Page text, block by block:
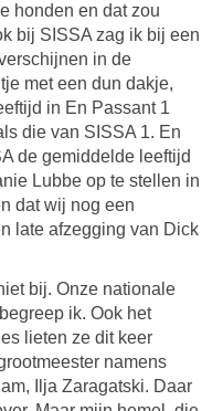
honden en dat zou
bij SISSA zag ik bij een
in de
met een dun dakje,
in En Passant 1
die van SISSA 1. En
de gemiddelde leeftijd
Lubbe op te stellen in
dat wij nog een
late afzegging van Dick
bij. Onze nationale
ik. Ook het
lieten ze dit keer
namens
Ilja Zaragatski. Daar